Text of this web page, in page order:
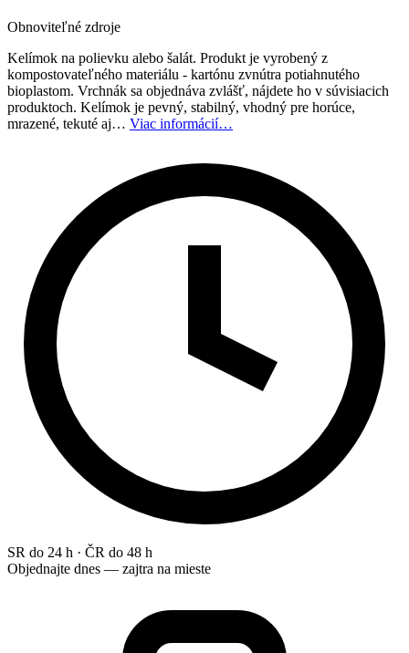
Obnoviteľné zdroje
Kelímok na polievku alebo šalát. Produkt je vyrobený z
kompostovateľného materiálu - kartónu zvnútra potiahnutého
bioplastom. Vrchnák sa objednáva zvlášť, nájdete ho v súvisiacich
produktoch. Kelímok je pevný, stabilný, vhodný pre horúce,
mrazené, tekuté aj… Viac informácií…
SR do 24 h · ČR do 48 h
Objednajte dnes — zajtra na mieste